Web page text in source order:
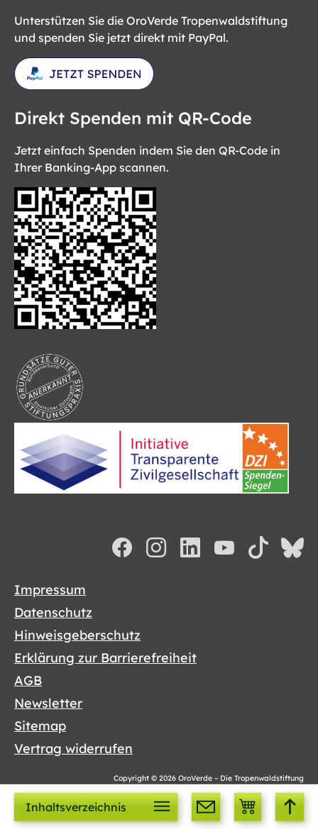
Unterstützen Sie die OroVerde Tropenwaldstiftung
und spenden Sie jetzt direkt mit PayPal.
Direkt Spenden mit QR-Code
Jetzt einfach Spenden indem Sie den QR-Code in
Ihrer Banking-App scannen.
Impressum
Datenschutz
Hinweisgeberschutz
Erklärung zur Barrierefreiheit
AGB
Newsletter
Sitemap
Vertrag widerrufen
Copyright © 2026 OroVerde – Die Tropenwaldstiftung
Inhaltsverzeichnis
Cookies sind lecker!
Damit die Webseite Ihnen weiterhin die